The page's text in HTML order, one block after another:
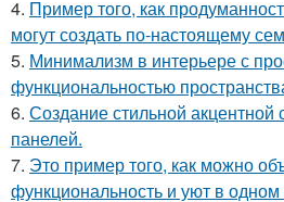
4. Пример того, как
могут создать по-настоящему
5. Минимализм в интерьере с
функциональностью
6. Создание стильной
панелей.
7. Это пример того, как можно
функциональность и уют в одном